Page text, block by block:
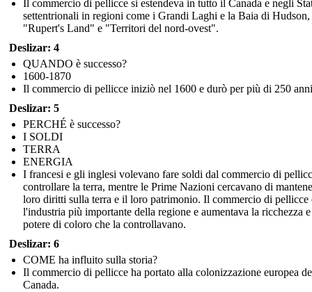
Il commercio di pellicce si estendeva in tutto il Canada e negli
settentrionali in regioni come i Grandi Laghi e la Baia di Hudson,
"Rupert's Land" e "Territori del nord-ovest".
Deslizar: 4
QUANDO è successo?
1600-1870
Il commercio di pellicce iniziò nel 1600 e durò per più di 250
Deslizar: 5
PERCHÉ è successo?
I SOLDI
TERRA
ENERGIA
I francesi e gli inglesi volevano fare soldi dal commercio di
controllare la terra, mentre le Prime Nazioni cercavano di
loro diritti sulla terra e il loro patrimonio. Il commercio di pellicce
l'industria più importante della regione e aumentava la ricchezza
potere di coloro che la controllavano.
Deslizar: 6
COME ha influito sulla storia?
Il commercio di pellicce ha portato alla colonizzazione europea
Canada.